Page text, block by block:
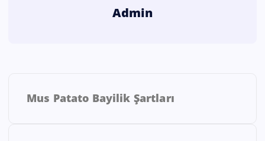
Admin
Mus Patato Bayilik Şartları